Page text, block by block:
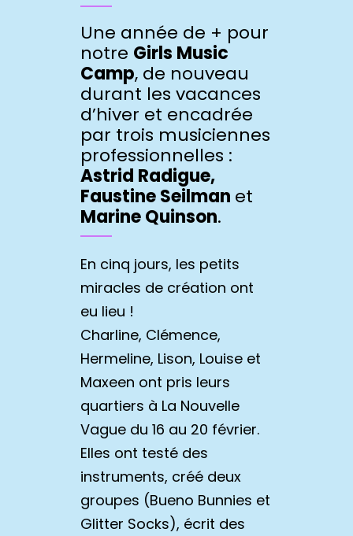
Une année de + pour
notre Girls Music
Camp, de nouveau
durant les vacances
d’hiver et encadrée
par trois musiciennes
professionnelles :
Astrid Radigue,
Faustine Seilman et
Marine Quinson.
En cinq jours, les petits
miracles de création ont
eu lieu !
Charline, Clémence,
Hermeline, Lison, Louise et
Maxeen ont pris leurs
quartiers à La Nouvelle
Vague du 16 au 20 février.
Elles ont testé des
instruments, créé deux
groupes (Bueno Bunnies et
Glitter Socks), écrit des